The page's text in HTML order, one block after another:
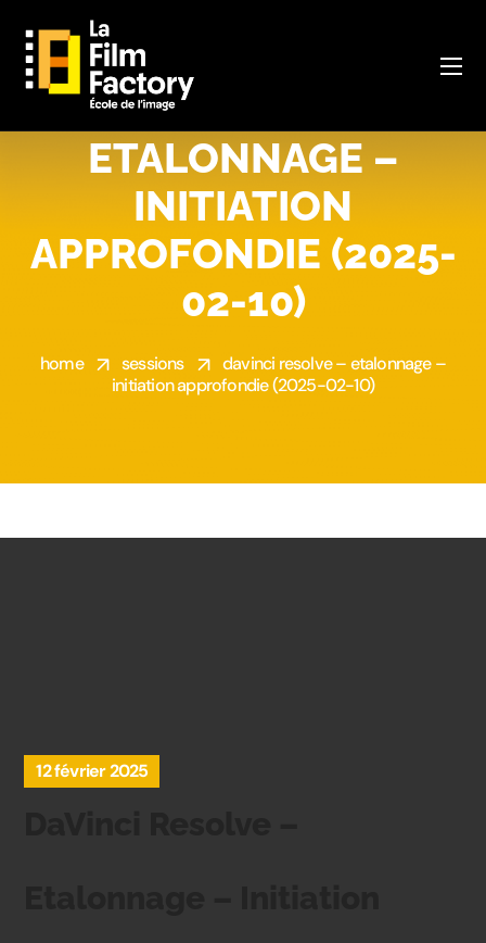
DAVINCI RESOLVE –
ETALONNAGE –
INITIATION
APPROFONDIE (2025-
02-10)
home sessions
davinci resolve – etalonnage –
initiation approfondie (2025-02-10)
12 février 2025